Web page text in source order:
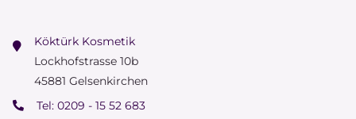
Köktürk Kosmetik
Lockhofstrasse 10b
45881 Gelsenkirchen
Tel: 0209 - 15 52 683